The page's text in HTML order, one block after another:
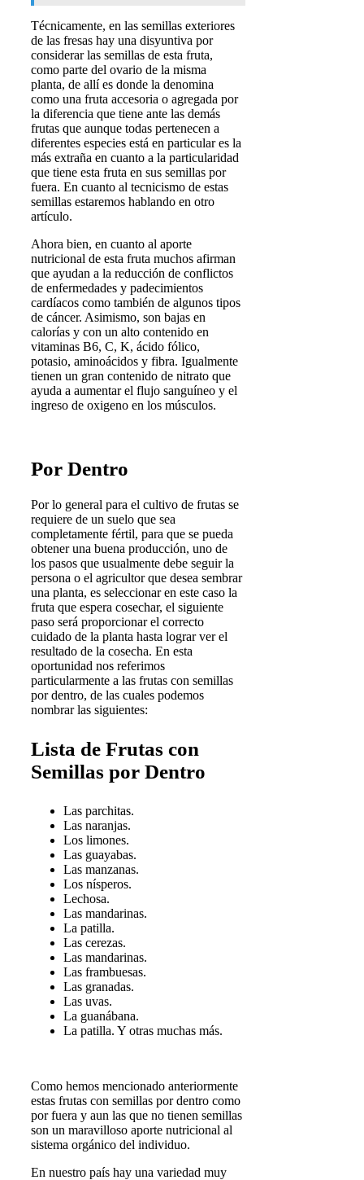
Técnicamente, en las semillas exteriores
de las fresas hay una disyuntiva por
considerar las semillas de esta fruta,
como parte del ovario de la misma
planta, de allí es donde la denomina
como una fruta accesoria o agregada por
la diferencia que tiene ante las demás
frutas que aunque todas pertenecen a
diferentes especies está en particular es la
más extraña en cuanto a la particularidad
que tiene esta fruta en sus semillas por
fuera. En cuanto al tecnicismo de estas
semillas estaremos hablando en otro
artículo.
Ahora bien, en cuanto al aporte
nutricional de esta fruta muchos afirman
que ayudan a la reducción de conflictos
de enfermedades y padecimientos
cardíacos como también de algunos tipos
de cáncer. Asimismo, son bajas en
calorías y con un alto contenido en
vitaminas B6, C, K, ácido fólico,
potasio, aminoácidos y fibra. Igualmente
tienen un gran contenido de nitrato que
ayuda a aumentar el flujo sanguíneo y el
ingreso de oxigeno en los músculos.
Por Dentro
Por lo general para el cultivo de frutas se
requiere de un suelo que sea
completamente fértil, para que se pueda
obtener una buena producción, uno de
los pasos que usualmente debe seguir la
persona o el agricultor que desea sembrar
una planta, es seleccionar en este caso la
fruta que espera cosechar, el siguiente
paso será proporcionar el correcto
cuidado de la planta hasta lograr ver el
resultado de la cosecha. En esta
oportunidad nos referimos
particularmente a las frutas con semillas
por dentro, de las cuales podemos
nombrar las siguientes:
Lista de Frutas con
Semillas por Dentro
Las parchitas.
Las naranjas.
Los limones.
Las guayabas.
Las manzanas.
Los nísperos.
Lechosa.
Las mandarinas.
La patilla.
Las cerezas.
Las mandarinas.
Las frambuesas.
Las granadas.
Las uvas.
La guanábana.
La patilla. Y otras muchas más.
Como hemos mencionado anteriormente
estas frutas con semillas por dentro como
por fuera y aun las que no tienen semillas
son un maravilloso aporte nutricional al
sistema orgánico del individuo.
En nuestro país hay una variedad muy